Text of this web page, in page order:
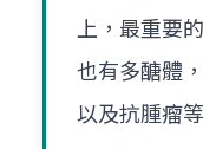
上，最重要
也有多醣體
以及抗腫瘤